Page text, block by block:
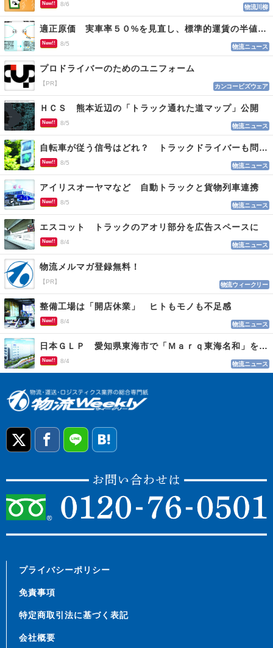
New!! 8/6 物流川柳
適正原価 実車率５０%を見直し、標準的運賃の半値の恐れも
New!! 8/5 物流ニュース
プロドライバーのためのユニフォーム
【PR】 カンコービズウェア
ＨＣＳ 熊本近辺の「トラック通れた道マップ」公開
New!! 8/5 物流ニュース
自転車が従う信号はどれ？ トラックドライバーも問われる認識
New!! 8/5 物流ニュース
アイリスオーヤマなど 自動トラックと貨物列車連携
New!! 8/5 物流ニュース
エスコット トラックのアオリ部分を広告スペースに
New!! 8/4 物流ニュース
物流メルマガ登録無料！
【PR】 物流ウィークリー
整備工場は「開店休業」 ヒトもモノも不足感
New!! 8/4 物流ニュース
日本ＧＬＰ 愛知県東海市で「Ｍａｒｑ東海名和」を開発
New!! 8/4 物流ニュース
プライバシーポリシー
免責事項
特定商取引法に基づく表記
会社概要